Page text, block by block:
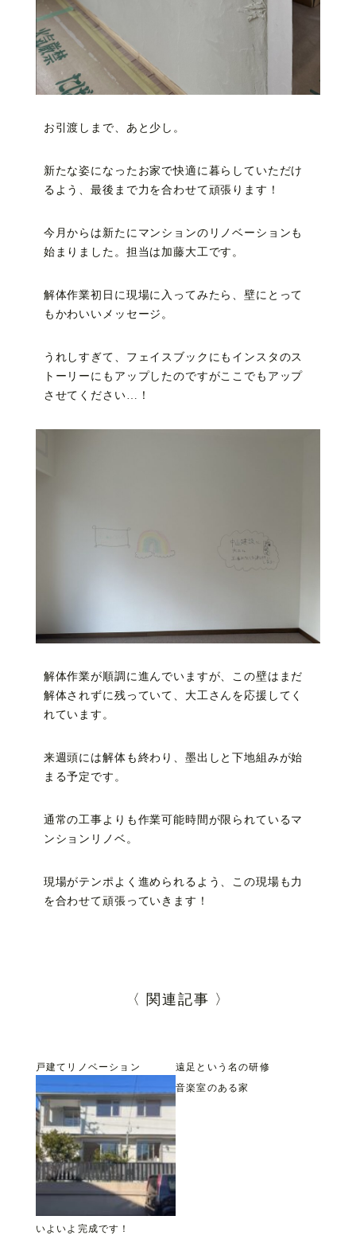
お引渡しまで、あと少し。
新たな姿になったお家で快適に暮らしていただけ
るよう、最後まで力を合わせて頑張ります！
今月からは新たにマンションのリノベーションも
始まりました。担当は加藤大工です。
解体作業初日に現場に入ってみたら、壁にとって
もかわいいメッセージ。
うれしすぎて、フェイスブックにもインスタのス
トーリーにもアップしたのですがここでもアップ
させてください…！
解体作業が順調に進んでいますが、この壁はまだ
解体されずに残っていて、大工さんを応援してく
れています。
来週頭には解体も終わり、墨出しと下地組みが始
まる予定です。
通常の工事よりも作業可能時間が限られているマ
ンションリノベ。
現場がテンポよく進められるよう、この現場も力
を合わせて頑張っていきます！
〈 関連記事 〉
戸建てリノベーション 遠足という名の研修
いよいよ完成です！
音楽室のある家